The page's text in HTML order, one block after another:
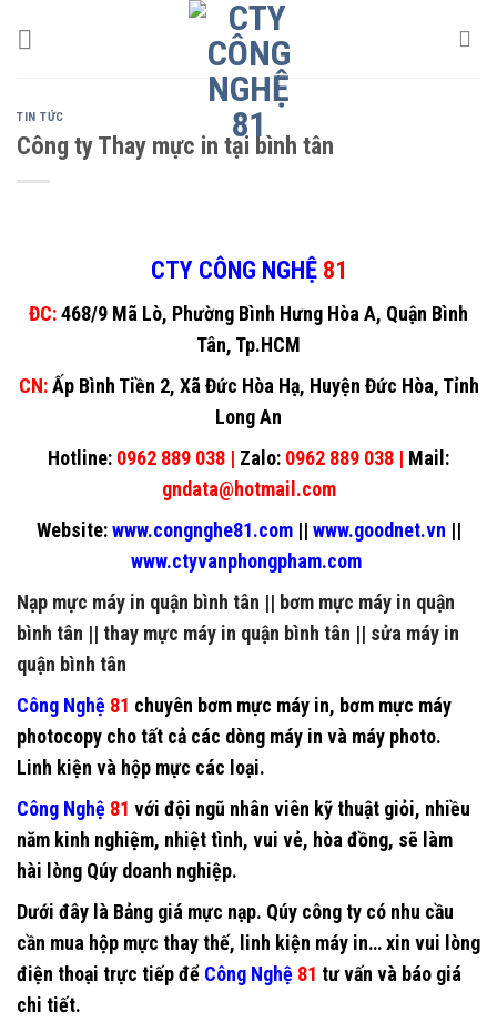
TIN TỨC
Công ty Thay mực in tại bình tân
CTY CÔNG NGHỆ 81
ĐC:468/9 Mã Lò, Phường Bình Hưng Hòa A, Quận Bình
Tân, Tp.HCM
CN: Ấp Bình Tiền 2, Xã Đức Hòa Hạ, Huyện Đức Hòa, Tỉnh
Long An
Hotline: 0962 889 038 | Zalo: 0962 889 038 | Mail:
gndata@hotmail.com
Website:www.congnghe81.com || www.goodnet.vn ||
www.ctyvanphongpham.com
Nạp mực máy in quận bình tân || bơm mực máy in quận
bình tân || thay mực máy in quận bình tân || sửa máy in
quận bình tân
Công Nghệ 81 chuyên bơm mực máy in, bơm mực máy
photocopy cho tất cả các dòng máy in và máy photo.
Linh kiện và hộp mực các loại.
Công Nghệ 81 với đội ngũ nhân viên kỹ thuật giỏi, nhiều
năm kinh nghiệm, nhiệt tình, vui vẻ, hòa đồng, sẽ làm
hài lòng Qúy doanh nghiệp.
Dưới đây là Bảng giá mực nạp. Qúy công ty có nhu cầu
cần mua hộp mực thay thế, linh kiện máy in… xin vui lòng
điện thoại trực tiếp để Công Nghệ 81 tư vấn và báo giá
chi tiết.